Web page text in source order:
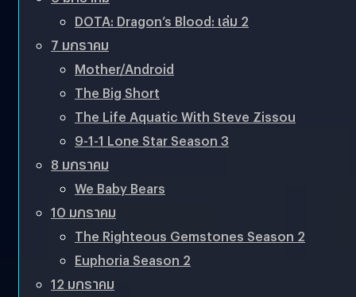
DOTA: Dragon’s Blood: เล่ม 2
7 มกราคม
Mother/Android
The Big Short
The Life Aquatic With Steve Zissou
9-1-1 Lone Star Season 3
8 มกราคม
We Baby Bears
10 มกราคม
The Righteous Gemstones Season 2
Euphoria Season 2
12 มกราคม